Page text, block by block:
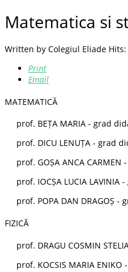
Matematica si
Written by Colegiul Eliade
Print
Email
MATEMATICĂ
prof. BEȚA MARIA - grad
prof. DICU LENUȚA - grad
prof. GOȘA ANCA CARMEN
prof. IOCȘA LUCIA LAVINIA
prof. POPA DAN DRAGOȘ -
FIZICĂ
prof. DRAGU COSMIN
prof. KOCSIS MARIA ENIKO